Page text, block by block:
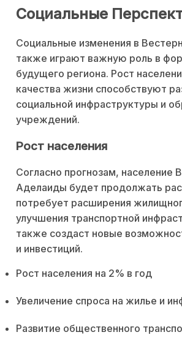
Социальные
Социальные изменения в
также играют важную роль в
будущего региона. Рост
качества жизни способствуют
социальной инфраструктуры и
учреждений.
Рост населения
Согласно прогнозам, население
Аделаиды будет продолжать
потребует расширения
улучшения транспортной
также создаст новые
и инвестиций.
Рост населения на 2% в год
Увеличение спроса на жилье и
Развитие общественного